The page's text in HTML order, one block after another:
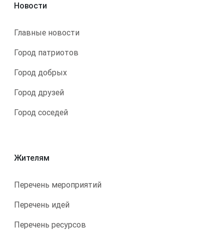
Новости
Главные новости
Город патриотов
Город добрых
Город друзей
Город соседей
Жителям
Перечень мероприятий
Перечень идей
Перечень ресурсов